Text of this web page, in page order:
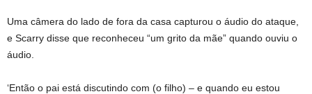
Uma câmera do lado de fora da casa capturou o áudio do ataque,
e Scarry disse que reconheceu “um grito da mãe” quando ouviu o
áudio.
‘Então o pai está discutindo com (o filho) – e quando eu estou